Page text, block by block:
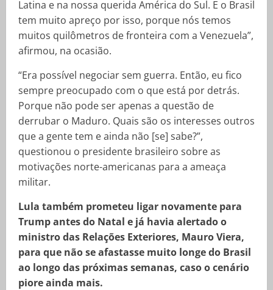
Latina e na nossa querida América do Sul. E o Brasil
tem muito apreço por isso, porque nós temos
muitos quilômetros de fronteira com a Venezuela”,
afirmou, na ocasião.
“Era possível negociar sem guerra. Então, eu fico
sempre preocupado com o que está por detrás.
Porque não pode ser apenas a questão de
derrubar o Maduro. Quais são os interesses outros
que a gente tem e ainda não [se] sabe?”,
questionou o presidente brasileiro sobre as
motivações norte-americanas para a ameaça
militar.
Lula também prometeu ligar novamente para
Trump antes do Natal e já havia alertado o
ministro das Relações Exteriores, Mauro Viera,
para que não se afastasse muito longe do Brasil
ao longo das próximas semanas, caso o cenário
piore ainda mais.